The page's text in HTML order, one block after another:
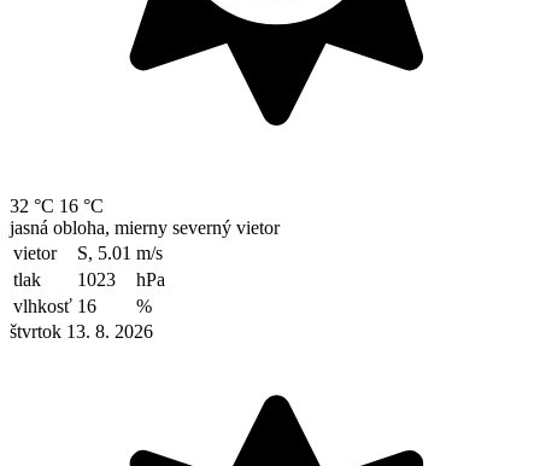
32 °C 16 °C
jasná obloha, mierny severný vietor
vietor
S, 5.01 m/s
tlak
1023
hPa
vlhkosť 16
%
štvrtok 13. 8. 2026